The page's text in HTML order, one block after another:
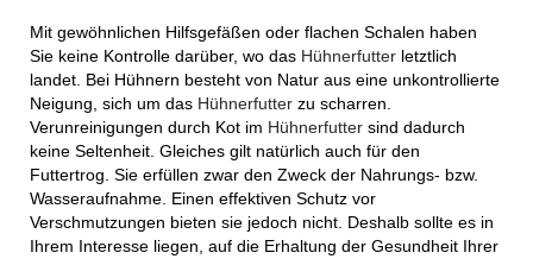
Mit gewöhnlichen Hilfsgefäßen oder flachen Schalen haben
Sie keine Kontrolle darüber, wo das Hühnerfutter letztlich
landet. Bei Hühnern besteht von Natur aus eine unkontrollierte
Neigung, sich um das Hühnerfutter zu scharren.
Verunreinigungen durch Kot im Hühnerfutter sind dadurch
keine Seltenheit. Gleiches gilt natürlich auch für den
Futtertrog. Sie erfüllen zwar den Zweck der Nahrungs- bzw.
Wasseraufnahme. Einen effektiven Schutz vor
Verschmutzungen bieten sie jedoch nicht. Deshalb sollte es in
Ihrem Interesse liegen, auf die Erhaltung der Gesundheit Ihrer